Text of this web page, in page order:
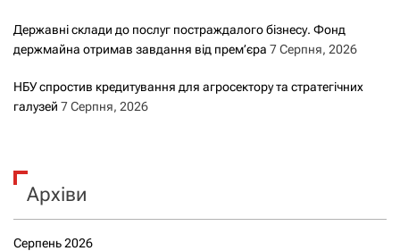
Державні склади до послуг постраждалого бізнесу. Фонд
держмайна отримав завдання від прем’єра 7 Серпня, 2026
НБУ спростив кредитування для агросектору та стратегічних
галузей 7 Серпня, 2026
Архіви
Серпень 2026